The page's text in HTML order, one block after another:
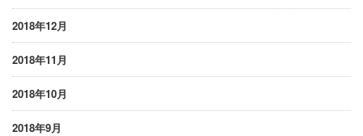
2018年12月
2018年11月
2018年10月
2018年9月